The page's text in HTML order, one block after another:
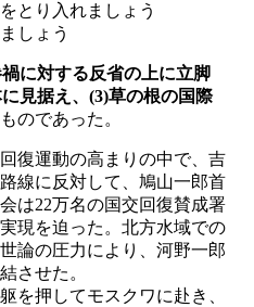
とり入れましょう
しょう
に対する反省の上に立脚
見据え、(3)草の根の国際
ものであった。
復運動の高まりの中で、吉
線に反対して、鳩山一郎首
は22万名の国交回復賛成署
現を迫った。北方水域での
論の圧力により、河野一郎
させた。
を押してモスクワに赴き、